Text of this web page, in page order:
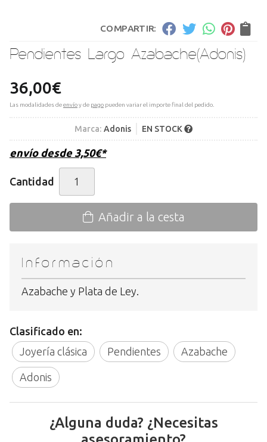
COMPARTIR:
Pendientes Largo Azabache(Adonis)
36,00€
Las modalidades deenvíoy de pago pueden variar el importe final del pedido.
Marca: Adonis EN STOCK
envío desde 3,50€*
Cantidad
Añadir a la cesta
Información
Azabache y Plata de Ley.
Clasificado en:
Joyería clásica
Pendientes Azabache
Adonis
¿Alguna duda? ¿Necesitas